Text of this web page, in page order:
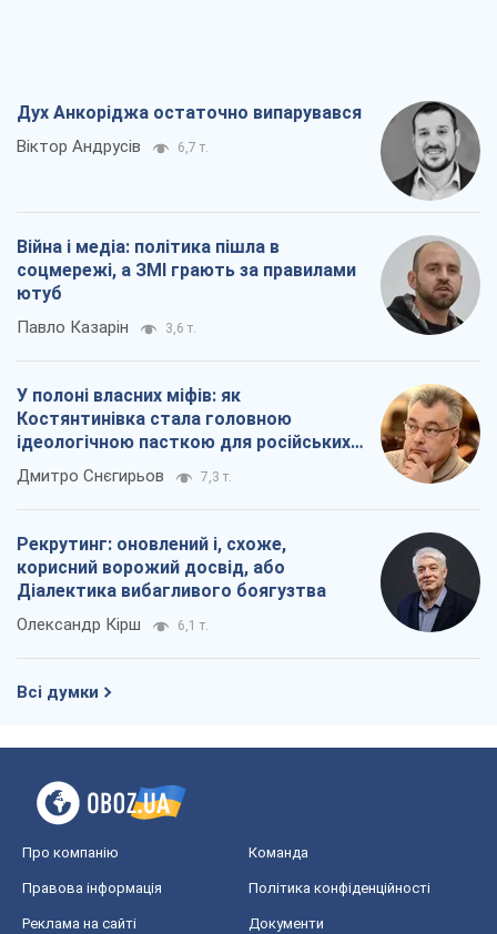
Дух Анкоріджа остаточно випарувався
Віктор Андрусів 6,7 т.
Війна і медіа: політика пішла в
соцмережі, а ЗМІ грають за правилами
ютуб
Павло Казарін 3,6 т.
У полоні власних міфів: як
Костянтинівка стала головною
ідеологічною пасткою для російських
окупантів
Дмитро Снєгирьов 7,3 т.
Рекрутинг: оновлений і, схоже,
корисний ворожий досвід, або
Діалектика вибагливого боягузтва
Олександр Кірш 6,1 т.
Всі думки
Про компанію Команда
Правова інформація Політика конфіденційності
Реклама на сайті Документи